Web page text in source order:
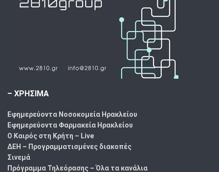
– ΧΡΗΣΙΜΑ
Εφημερεύοντα Νοσοκομεία Ηρακλείου
Εφημερεύοντα Φαρμακεία Ηρακλείου
Ο Καιρός στη Κρήτη – Live
ΔΕΗ – Προγραμματισμένες διακοπές
Σινεμά
Πρόγραμμα Τηλεόρασης – Όλα τα κανάλια